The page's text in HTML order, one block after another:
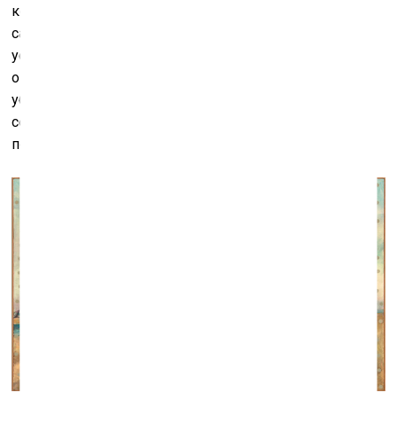
концептуальной школы» как «внутреннее ощущение
самого себя как ушедшего, сбежавшего "от центра",
устроившегося на краю жизни, обочине культуры,
окраине любой профессиональной деятельности. И
убеждение, что всё жизненно важное происходит
сегодня "на краях", в маргинальной зоне, на грани
повседневности и культуры».